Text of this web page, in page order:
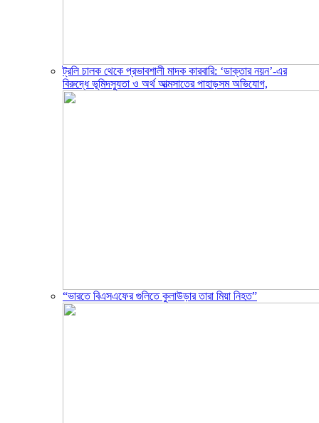
ট্রলি চালক থেকে প্রভাবশালী মাদক কারবারি: ‘ডাক্তার নয়ন’-এর
বিরুদ্ধে ভূমিদস্যুতা ও অর্থ আত্মসাতের পাহাড়সম অভিযোগ,
“ভারতে বিএসএফের গুলিতে কুলাউড়ার তারা মিয়া নিহত”